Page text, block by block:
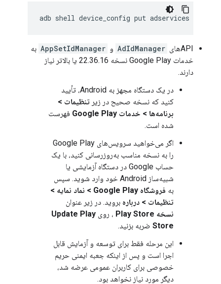
adb shell device_config put adservices
APIهای AdIdManager و AppSetIdManager به
خدمات Google Play نسخه 22.36.16 یا بالاتر نیاز
دارند.
در یک دستگاه مجهز به Android، تأیید
کنید که نسخه صحیح در زیر تنظیمات >
برنامه‌ها > خدمات Google Play
فهرست
شده است.
اگر می‌خواهید سرویس‌های Google Play
را به نسخه مناسب به‌روزرسانی کنید، با یک
حساب Google در دستگاه آزمایشی یا
شبیه‌ساز Android خود وارد شوید. سپس
به
فروشگاه Google Play > نماد نمایه >
تنظیمات > درباره بروید. در زیر عنوان
نسخه Play Store
، روی Update Play
Store ضربه بزنید.
این مرحله فقط برای توسعه و آزمایش قابل
اجرا است و پس از اینکه جعبه ایمنی حریم
خصوصی برای کاربران عمومی عرضه شد،
دیگر مورد نیاز نخواهد بود.